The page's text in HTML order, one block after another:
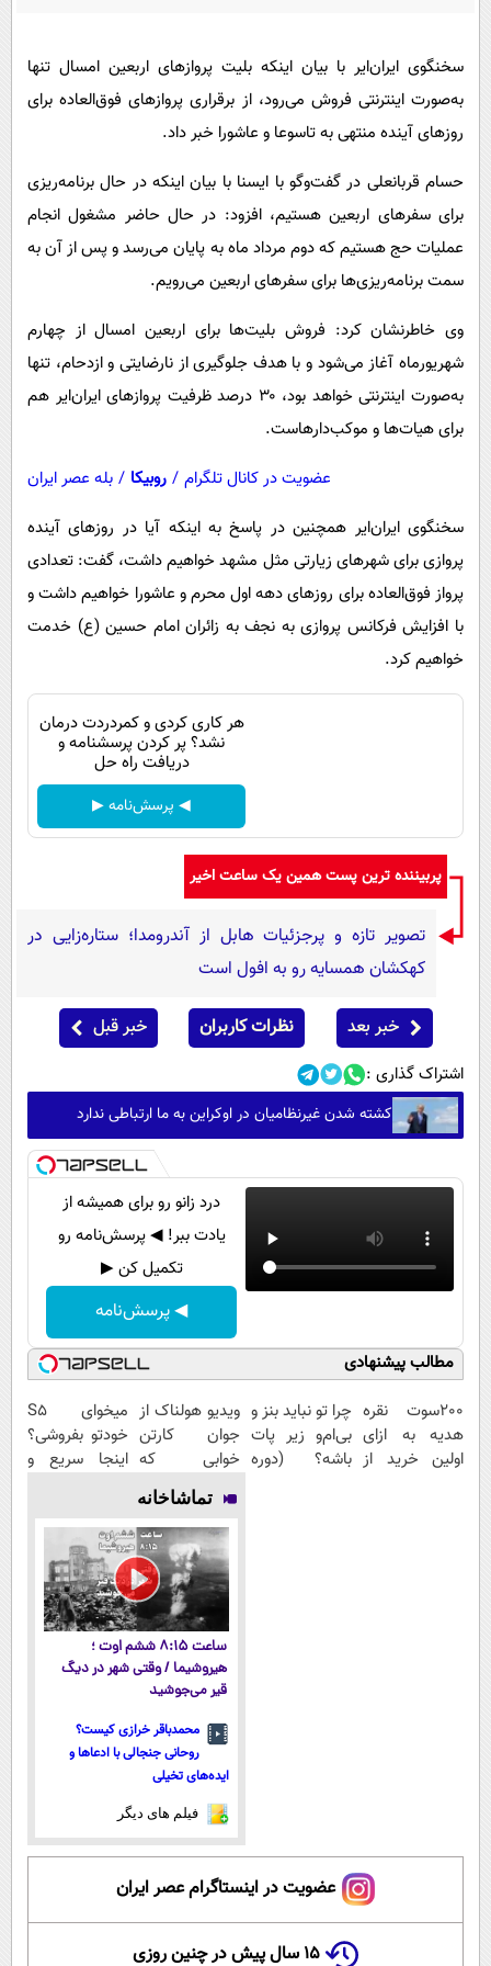
گوناگون
حوادث
محیط زیست
سلامت
فرهنگی
بین الملل
اجتماعی
حیات وحش
دانلود
سخنگوی ایران‌ایر با بیان اینکه بلیت پروازهای اربعین امسال تنها
به‌صورت اینترنتی فروش می‌رود، از برقراری پروازهای فوق‌العاده برای
روزهای آینده منتهی به تاسوعا و عاشورا خبر داد.
حسام قربانعلی در گفت‌وگو با ایسنا با بیان اینکه در حال برنامه‌ریزی
برای سفرهای اربعین هستیم، افزود: در حال حاضر مشغول انجام
عملیات حج هستیم که دوم مرداد ماه به پایان می‌رسد و پس از آن به
سمت برنامه‌ریزی‌ها برای سفرهای اربعین می‌رویم.
وی خاطرنشان کرد: فروش بلیت‌ها برای اربعین امسال از چهارم
شهریورماه آغاز می‌شود و با هدف جلوگیری از نارضایتی و ازدحام، تنها
به‌صورت اینترنتی خواهد بود، ۳۰ درصد ظرفیت پروازهای ایران‌ایر هم
برای هیات‌ها و موکب‌دارهاست.
عضویت در کانال تلگرام / روبیکا / بله عصر ایران
سخنگوی ایران‌ایر همچنین در پاسخ به اینکه آیا در روزهای آینده
پروازی برای شهرهای زیارتی مثل مشهد خواهیم داشت، گفت: تعدادی
پرواز فوق‌العاده برای روزهای دهه اول محرم و عاشورا خواهیم داشت و
با افزایش فرکانس پروازی به نجف به زائران امام حسین (ع) خدمت
خواهیم کرد.
هر کاری کردی و کمردردت درمان
نشد؟ پر کردن پرسشنامه و
دریافت راه حل
◀ پرسش‌نامه ▶
پربیننده ترین پست همین یک ساعت اخیر
تصویر تازه و پرجزئیات هابل از آندرومدا؛ ستاره‌زایی در
کهکشان همسایه رو به افول است
خبر بعد نظرات کاربران خبر قبل
اشتراک گذاری :
کشته شدن غیرنظامیان در اوکراین به ما ارتباطی ندارد
درد زانو رو برای همیشه از
یادت ببر! ◀ پرسش‌نامه رو
تکمیل کن ▶
◀ پرسش‌نامه
مطالب پیشنهادی
200سوت نقره
هدیه به ازای
اولین خرید از
چرا تو نباید بنز و
بی‌ام‌و زیر پات
باشه؟ (دوره
ویدیو هولناک از
جوان کارتن
خوابی که
میلیاردر شد.
آموزش رایگان
میخوای S5
خودتو بفروشی؟
اینجا سریع و
تماشاخانه
ساعت ۸:۱۵ ششم اوت ؛
هیروشیما / وقتی شهر در دیگ
قیر می‌جوشید
محمدباقر خرازی کیست؟
روحانی جنجالی با ادعاها و
ایده‌های تخیلی
فیلم های دیگر
عضویت در اینستاگرام عصر ایران
۱۵ سال پیش در چنین روزی